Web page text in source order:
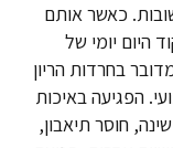
כאשר אותם
היום יומי של
בחרדות הריון
הפגיעה באיכות
חוסר תיאבון,